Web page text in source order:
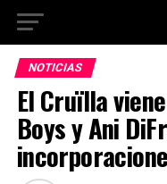
NOTICIAS
El Cruïlla
Boys y Ani